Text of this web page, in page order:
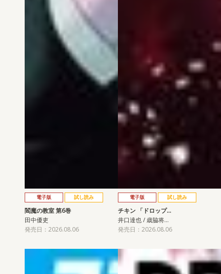
電子版 試し読み
閻魔の教室 第6巻
田中優吏
発売日：2026.08.06
電子版 試し読み
チキン 「ドロップ…
井口達也 / 歳脇将…
発売日：2026.08.06